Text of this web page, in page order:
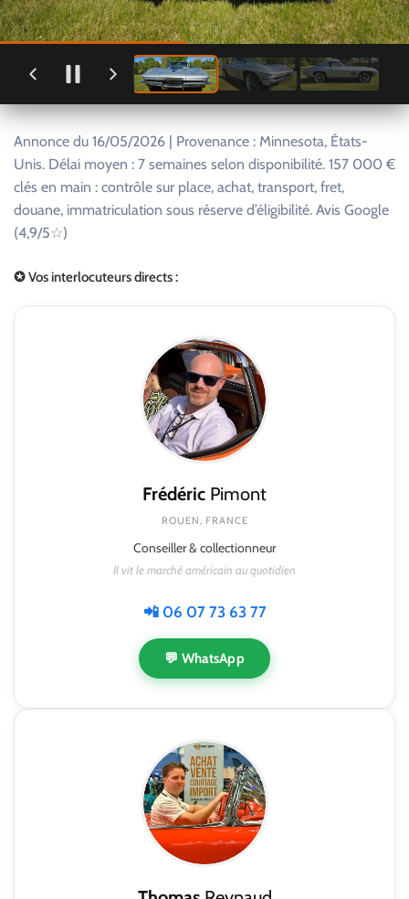
Annonce du 16/05/2026 | Provenance : Minnesota, États-
Unis. Délai moyen : 7 semaines selon disponibilité. 157 000 €
clés en main : contrôle sur place, achat, transport, fret,
douane, immatriculation sous réserve d’éligibilité. Avis Google
(4,9/5☆)
✪ Vos interlocuteurs directs :
Frédéric Pimont
ROUEN, FRANCE
Conseiller & collectionneur
Il vit le marché américain au quotidien
📲 06 07 73 63 77
💬 WhatsApp